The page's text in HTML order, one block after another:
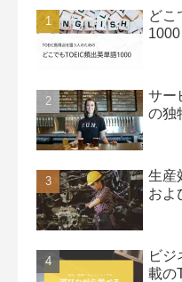
どこ
1000
サー
の独
生産
およ
ビジ
載の